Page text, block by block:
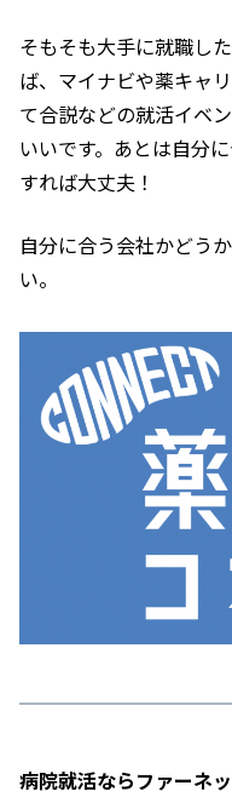
そもそも大手に就職し
ば、マイナビや薬キャ
て合説などの就活イベ
いいです。あとは自分
すれば大丈夫！
自分に合う会社かどう
い。
病院就活ならファーネ